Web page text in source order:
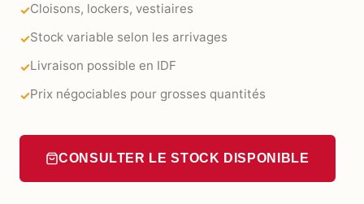
Cloisons, lockers, vestiaires
Stock variable selon les arrivages
Livraison possible en IDF
Prix négociables pour grosses quantités
CONSULTER LE STOCK DISPONIBLE